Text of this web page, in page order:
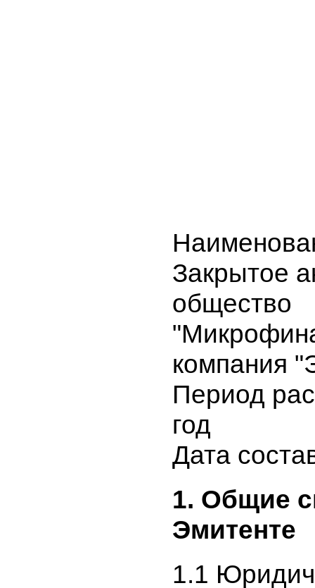
Закрытое
общество
компания
Период
год
Дата
1. Общие
Эмитенте